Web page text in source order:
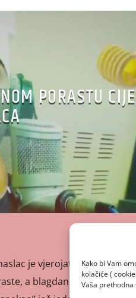
Kako bi Vam
kolačiće (
Vaša
PORASTU
je vjerojatno
a blagdani su sve bliže.